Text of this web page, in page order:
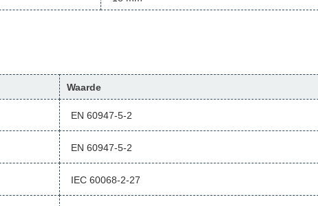
Waarde
EN 60947-5-2
EN 60947-5-2
IEC 60068-2-27